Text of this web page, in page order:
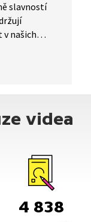
slavností
v našich
videa
4 838